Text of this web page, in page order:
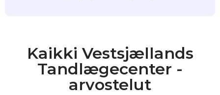
Kaikki Vestsjællands
Tandlægecenter -
arvostelut